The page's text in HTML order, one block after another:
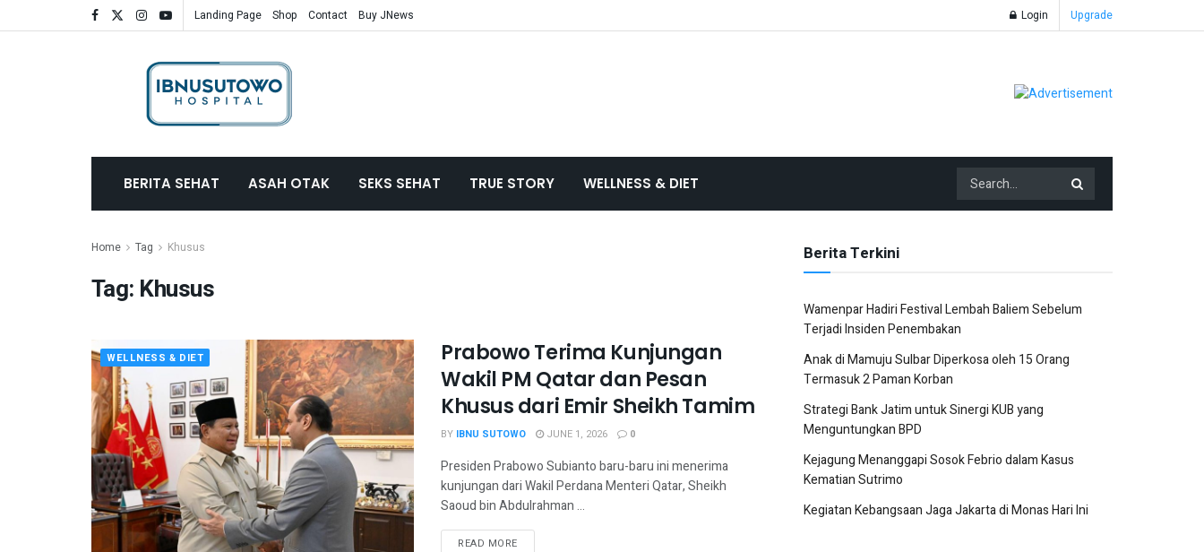
Landing Page Shop Contact Buy JNews Login Upgrade
BERITA SEHAT ASAH OTAK SEKS SEHAT TRUE STORY WELLNESS & DIET
Home Tag Khusus
Tag: Khusus
WELLNESS & DIET
Prabowo Terima Kunjungan
Wakil PM Qatar dan Pesan
Khusus dari Emir Sheikh Tamim
BY IBNU SUTOWO JUNE 1, 2026 0
Presiden Prabowo Subianto baru-baru ini menerima
kunjungan dari Wakil Perdana Menteri Qatar, Sheikh
Saoud bin Abdulrahman ...
READ MORE
Berita Terkini
Wamenpar Hadiri Festival Lembah Baliem Sebelum
Terjadi Insiden Penembakan
Anak di Mamuju Sulbar Diperkosa oleh 15 Orang
Termasuk 2 Paman Korban
Strategi Bank Jatim untuk Sinergi KUB yang
Menguntungkan BPD
Kejagung Menanggapi Sosok Febrio dalam Kasus
Kematian Sutrimo
Kegiatan Kebangsaan Jaga Jakarta di Monas Hari Ini